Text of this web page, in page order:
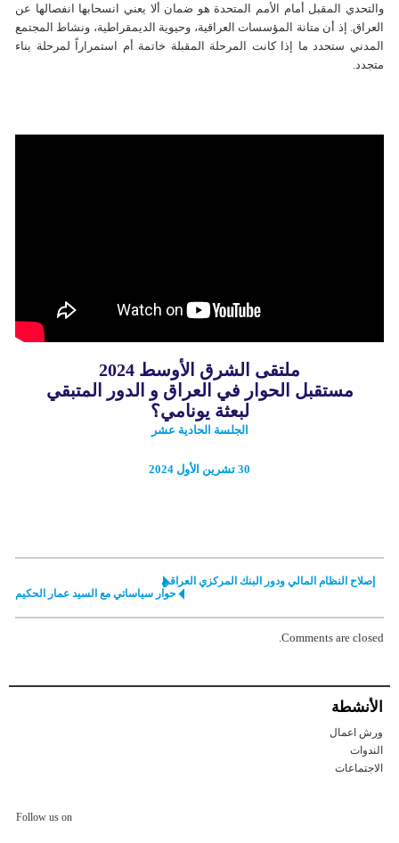
والتحدي المقبل أمام الأمم المتحدة هو ضمان ألا يعني انسحابها انفصالها عن
العراق. إذ أن متانة المؤسسات العراقية، وحيوية الديمقراطية، ونشاط المجتمع
المدني ستحدد ما إذا كانت المرحلة المقبلة خاتمة أم استمراراً لمرحلة بناء
متجدد.
ملتقی الشرق الأوسط 2024
مستقبل الحوار في العراق و الدور المتبقي
لبعثة یونامي؟
الجلسة الحادية عشر
30 تشرین الأول 2024
إصلاح النظام المالي ودور البنك المركزي العراقي
حوار سياساتي مع السيد عمار الحكيم
Comments are closed.
الأنشطة
ورش اعمال
الندوات
الاجتماعات
Follow us on